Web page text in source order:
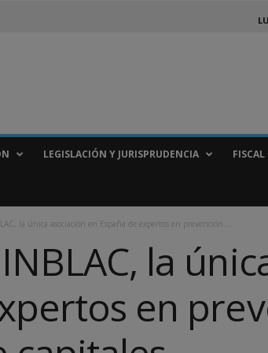
LEGISLACIÓN Y JURISPRUDENCIA FISCAL
la única asociación en España de expertos en prevención...
la
en